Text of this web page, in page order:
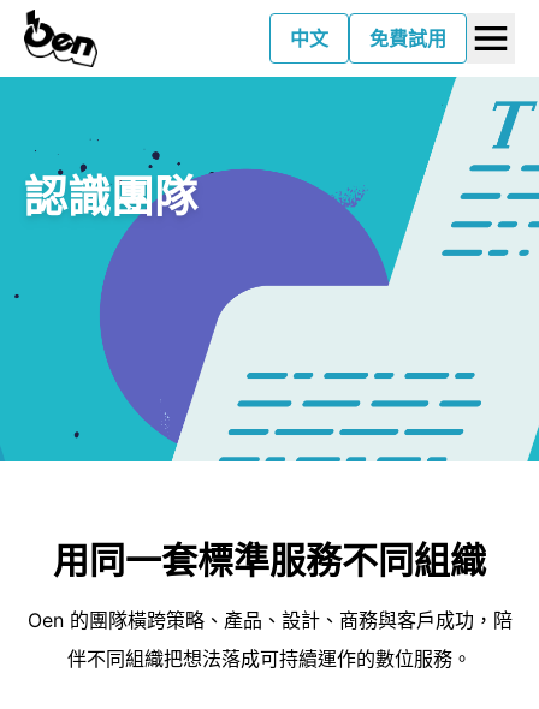
中文 免費試用
認識團隊
用同一套標準服務不同組織
Oen 的團隊橫跨策略、產品、設計、商務與客戶成功，陪
伴不同組織把想法落成可持續運作的數位服務。